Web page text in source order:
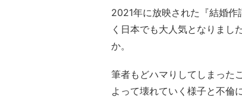
2021年に放映された『結婚
く日本でも大人気となりまし
か。
筆者もどハマりしてしまった
よって壊れていく様子と不倫